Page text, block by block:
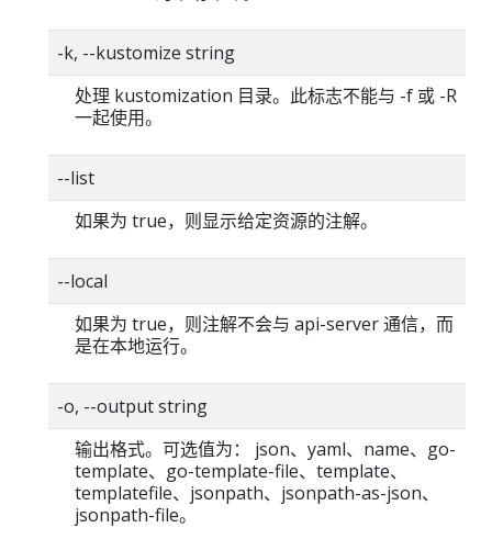
-k, --kustomize string
处理 kustomization 目录。此标志不能与 -f 或 -R
一起使用。
--list
如果为 true，则显示给定资源的注解。
--local
如果为 true，则注解不会与 api-server 通信，而
是在本地运行。
-o, --output string
输出格式。可选值为： json、yaml、name、go-
template、go-template-file、template、
templatefile、jsonpath、jsonpath-as-json、
jsonpath-file。